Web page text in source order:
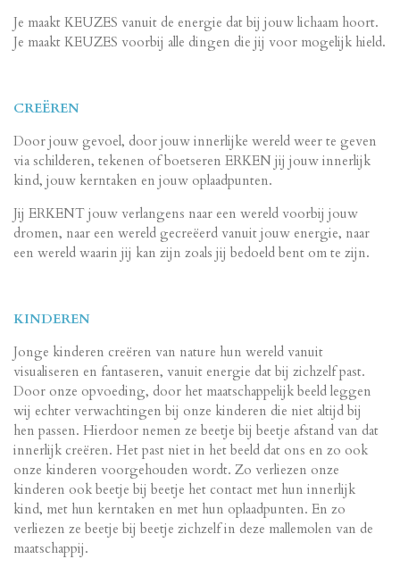
Je maakt KEUZES vanuit de energie dat bij jouw lichaam hoort.
Je maakt KEUZES voorbij alle dingen die jij voor mogelijk hield.
CREËREN
Door jouw gevoel, door jouw innerlijke wereld weer te geven
via schilderen, tekenen of boetseren ERKEN jij jouw innerlijk
kind, jouw kerntaken en jouw oplaadpunten.
Jij ERKENT jouw verlangens naar een wereld voorbij jouw
dromen, naar een wereld gecreëerd vanuit jouw energie, naar
een wereld waarin jij kan zijn zoals jij bedoeld bent om te zijn.
KINDEREN
Jonge kinderen creëren van nature hun wereld vanuit
visualiseren en fantaseren, vanuit energie dat bij zichzelf past.
Door onze opvoeding, door het maatschappelijk beeld leggen
wij echter verwachtingen bij onze kinderen die niet altijd bij
hen passen. Hierdoor nemen ze beetje bij beetje afstand van dat
innerlijk creëren. Het past niet in het beeld dat ons en zo ook
onze kinderen voorgehouden wordt. Zo verliezen onze
kinderen ook beetje bij beetje het contact met hun innerlijk
kind, met hun kerntaken en met hun oplaadpunten. En zo
verliezen ze beetje bij beetje zichzelf in deze mallemolen van de
maatschappij.